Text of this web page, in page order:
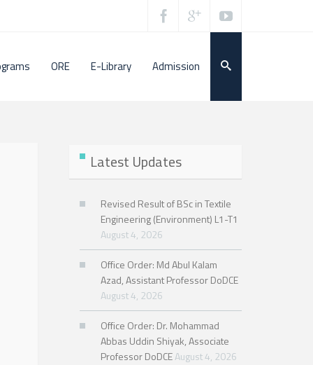
ORE E-Library Admission
Latest Updates
Revised Result of BSc in Textile
Engineering (Environment) L1-T1
August 4, 2026
Office Order: Md Abul Kalam
Azad, Assistant Professor DoDCE
August 4, 2026
Office Order: Dr. Mohammad
Abbas Uddin Shiyak, Associate
Professor DoDCEAugust 4, 2026